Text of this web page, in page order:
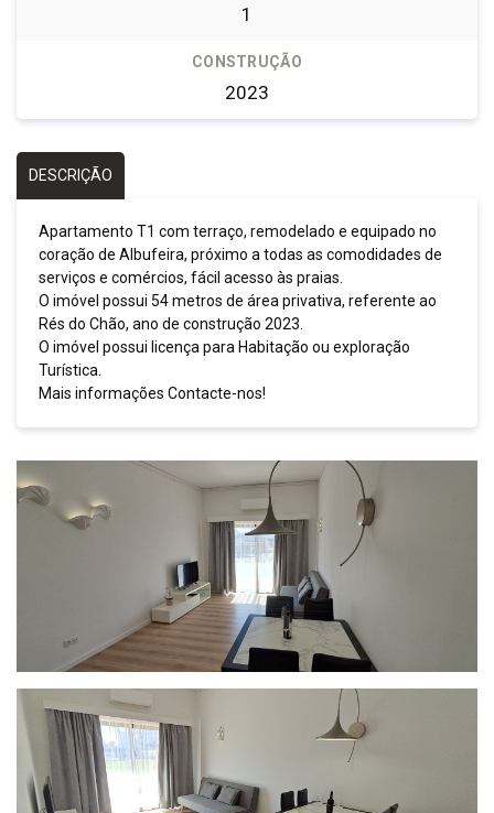
1
CONSTRUÇÃO
2023
DESCRIÇÃO
Apartamento T1 com terraço, remodelado e equipado no
coração de Albufeira, próximo a todas as comodidades de
serviços e comércios, fácil acesso às praias.
O imóvel possui 54 metros de área privativa, referente ao
Rés do Chão, ano de construção 2023.
O imóvel possui licença para Habitação ou exploração
Turística.
Mais informações Contacte-nos!